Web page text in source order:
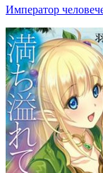
Император